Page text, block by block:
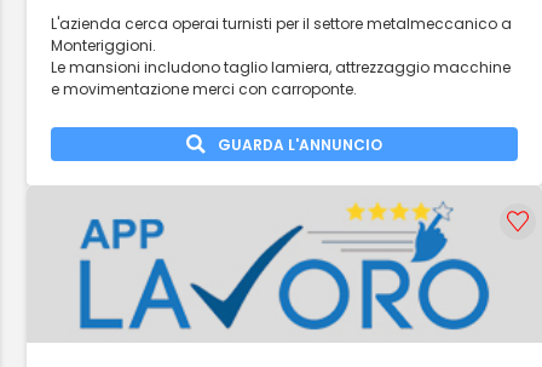
L'azienda cerca operai turnisti per il settore metalmeccanico a
Monteriggioni.
Le mansioni includono taglio lamiera, attrezzaggio macchine
e movimentazione merci con carroponte.
GUARDA L'ANNUNCIO